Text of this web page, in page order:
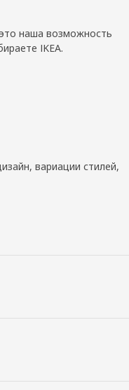
наша возможность
IKEA.
вариации стилей,